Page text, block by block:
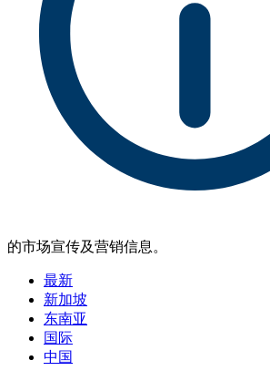
的市场宣传及营销信息。
最新
新加坡
东南亚
国际
中国